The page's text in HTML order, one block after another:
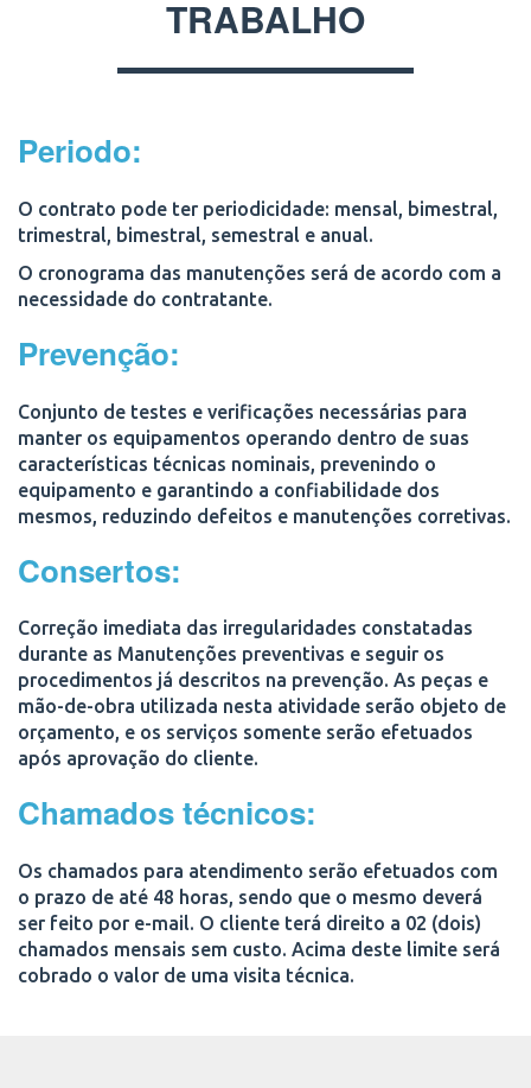
TRABALHO
Periodo:
O contrato pode ter periodicidade: mensal, bimestral,
trimestral, bimestral, semestral e anual.
O cronograma das manutenções será de acordo com a
necessidade do contratante.
Prevenção:
Conjunto de testes e verificações necessárias para
manter os equipamentos operando dentro de suas
características técnicas nominais, prevenindo o
equipamento e garantindo a confiabilidade dos
mesmos, reduzindo defeitos e manutenções corretivas.
Consertos:
Correção imediata das irregularidades constatadas
durante as Manutenções preventivas e seguir os
procedimentos já descritos na prevenção. As peças e
mão-de-obra utilizada nesta atividade serão objeto de
orçamento, e os serviços somente serão efetuados
após aprovação do cliente.
Chamados técnicos:
Os chamados para atendimento serão efetuados com
o prazo de até 48 horas, sendo que o mesmo deverá
ser feito por e-mail. O cliente terá direito a 02 (dois)
chamados mensais sem custo. Acima deste limite será
cobrado o valor de uma visita técnica.